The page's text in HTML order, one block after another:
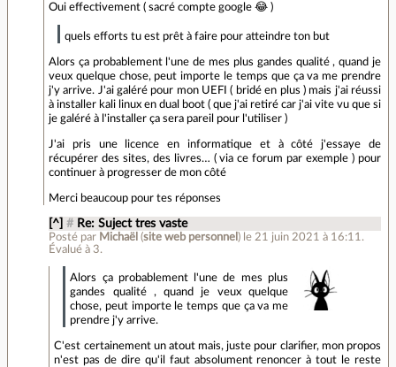
Oui effectivement ( sacré compte google 😂 )
quels efforts tu est prêt à faire pour atteindre ton but
Alors ça probablement l'une de mes plus gandes qualité , quand je
veux quelque chose, peut importe le temps que ça va me prendre
j'y arrive. J'ai galéré pour mon UEFI ( bridé en plus ) mais j'ai réussi
à installer kali linux en dual boot ( que j'ai retiré car j'ai vite vu que si
je galéré à l'installer ça sera pareil pour l'utiliser )
J'ai pris une licence en informatique et à côté j'essaye de
récupérer des sites, des livres… ( via ce forum par exemple ) pour
continuer à progresser de mon côté
Merci beaucoup pour tes réponses
[^] # Re: Suject tres vaste
Posté par Michaël (site web personnel ) le 21 juin 2021 à 16:11 .
Évalué à 3.
Alors ça probablement l'une de mes plus
gandes qualité , quand je veux quelque
chose, peut importe le temps que ça va me
prendre j'y arrive.
C'est certainement un atout mais, juste pour clarifier, mon propos
n'est pas de dire qu'il faut absolument renoncer à tout le reste